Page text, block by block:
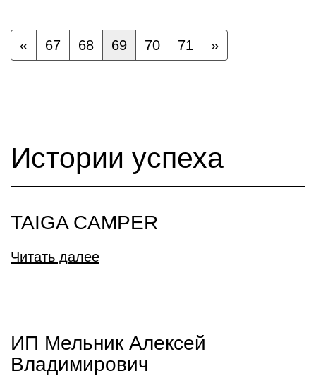
« 67 68 69 70 71 »
Истории успеха
TAIGA CAMPER
Читать далее
ИП Мельник Алексей
Владимирович